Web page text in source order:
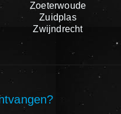
Zoeterwoude
Zuidplas
Zwijndrecht